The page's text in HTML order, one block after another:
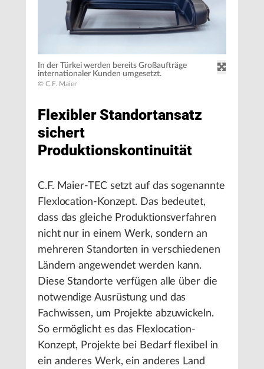
In der Türkei werden bereits Großaufträge
internationaler Kunden umgesetzt.
© C.F. Maier
Flexibler Standortansatz
sichert
Produktionskontinuität
C.F. Maier-TEC setzt auf das sogenannte
Flexlocation-Konzept. Das bedeutet,
dass das gleiche Produktionsverfahren
nicht nur in einem Werk, sondern an
mehreren Standorten in verschiedenen
Ländern angewendet werden kann.
Diese Standorte verfügen alle über die
notwendige Ausrüstung und das
Fachwissen, um Projekte abzuwickeln.
So ermöglicht es das Flexlocation-
Konzept, Projekte bei Bedarf flexibel in
ein anderes Werk, ein anderes Land